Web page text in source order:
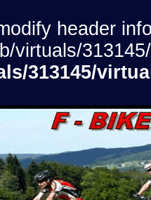
header
virtuals/
313145/